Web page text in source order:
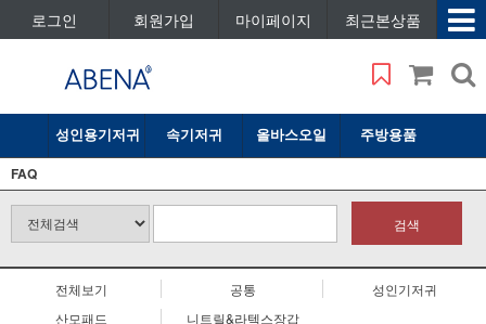
로그인 회원가입 마이페이지 최근본상품
성인용기저귀 속기저귀 올바스오일 주방용품
FAQ
검색
전체보기 공통
성인기저귀
산모패드
니트릴&라텍스장갑